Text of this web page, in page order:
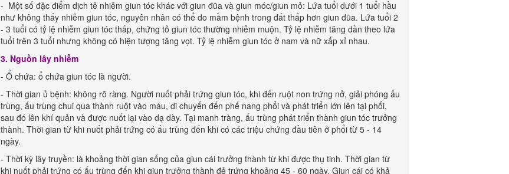
- Một số đặc điểm dịch tễ nhiễm giun tóc khác với giun đũa và giun móc/giun mỏ: Lứa tuổi dưới 1 tuổi hầu
như không thấy nhiễm giun tóc, nguyên nhân có thể do mầm bệnh trong đất thấp hơn giun đũa. Lứa tuổi 2
- 3 tuổi có tỷ lệ nhiễm giun tóc thấp, chứng tỏ giun tóc thường nhiễm muộn. Tỷ lệ nhiễm tăng dần theo lứa
tuổi trên 3 tuổi nhưng không có hiện tượng tăng vọt. Tỷ lệ nhiễm giun tóc ở nam và nữ xấp xỉ nhau.
3. Nguồn lây nhiễm
- Ổ chứa: ổ chứa giun tóc là người.
- Thời gian ủ bệnh: không rõ ràng. Người nuốt phải trứng giun tóc, khi đến ruột non trứng nở, giải phóng ấu
trùng, ấu trùng chui qua thành ruột vào máu, di chuyển đến phế nang phổi và phát triển lớn lên tại phổi,
sau đó lên khí quản và được nuốt lại vào dạ dày. Tại manh tràng, ấu trùng phát triển thành giun tóc trưởng
thành. Thời gian từ khi nuốt phải trứng có ấu trùng đến khi có các triệu chứng đầu tiên ở phổi từ 5 - 14
ngày.
- Thời kỳ lây truyền: là khoảng thời gian sống của giun cái trưởng thành từ khi được thụ tinh. Thời gian từ
khi nuốt phải trứng có ấu trùng đến khi giun trưởng thành đẻ trứng khoảng 45 - 60 ngày. Giun cái có khả